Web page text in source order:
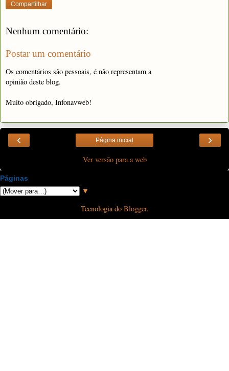
Compartilhar
Nenhum comentário:
Postar um comentário
Os comentários são pessoais, é não representam a
opinião deste blog.
Muito obrigado, Infonavweb!
‹ ›
Página inicial
Ver versão para a web
Páginas
▼
Tecnologia do Blogger.